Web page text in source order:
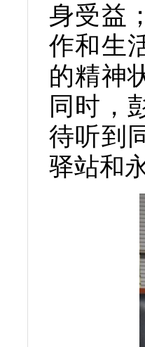
身受益
作和生
的精神
同时，
待听到
驿站和